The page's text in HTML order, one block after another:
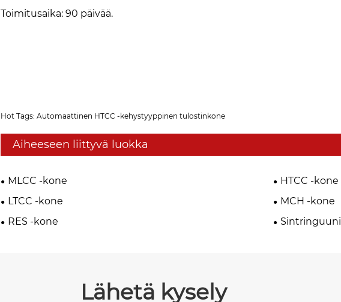
Toimitusaika: 90 päivää.
Hot Tags: Automaattinen HTCC -kehystyyppinen tulostinkone
Aiheeseen liittyvä luokka
MLCC -kone
HTCC -kone
LTCC -kone
MCH -kone
RES -kone
Sintringuuni
Lähetä kysely